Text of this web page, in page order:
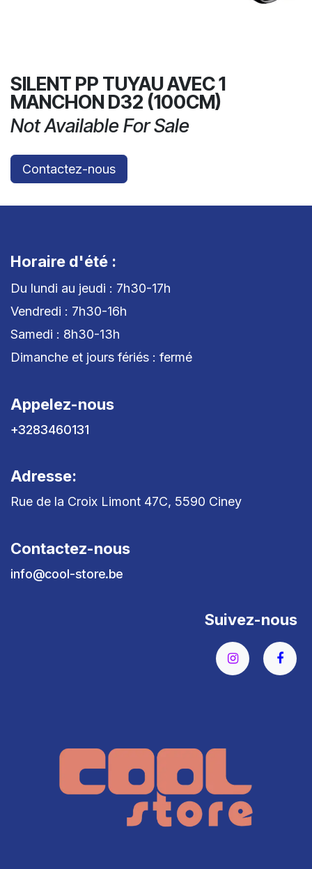
SILENT PP TUYAU AVEC 1
MANCHON D32 (100CM)
Not Available For Sale
Contactez-nous
Horaire d'été :
Du lundi au jeudi : 7h30-17h
Vendredi : 7h30-16h
Samedi : 8h30-13h
Dimanche et jours fériés : fermé
Appelez-nous
+3283460131
Adresse:
Rue de la Croix Limont 47C, 5590 Ciney
Contactez-nous
info@cool-store.be
Suivez-nous